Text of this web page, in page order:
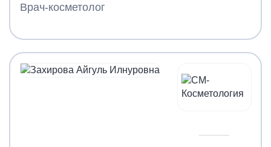
Врач-косметолог